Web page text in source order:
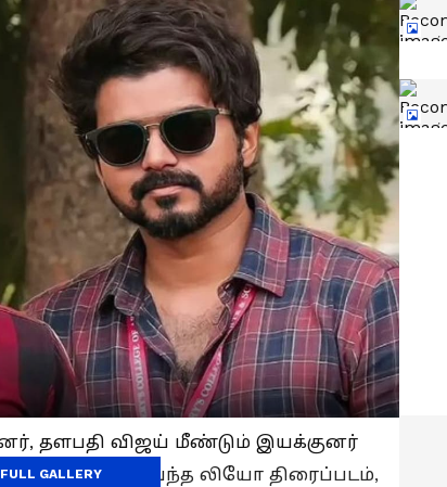
தளபதி விஜய் மீண்டும் இயக்குனர்
நடித்து வந்த லியோ திரைப்படம்,
GALLERY